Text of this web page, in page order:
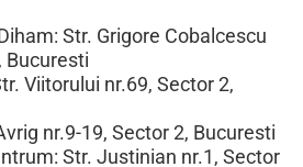
Str. Grigore Cobalcescu
Bucuresti
Viitorului nr.69, Sector 2,
nr.9-19, Sector 2, Bucuresti
Str. Justinian nr.1, Sector